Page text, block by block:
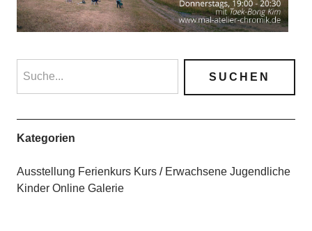
Kategorien
Ausstellung Ferienkurs Kurs Erwachsene Jugendliche
Kinder Online Galerie